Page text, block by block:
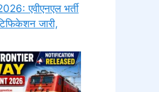
एवीएनएल भर्ती
जारी,